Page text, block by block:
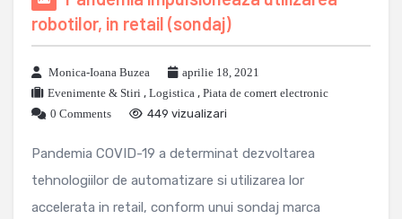
robotilor, in retail (sondaj)
Monica-Ioana Buzea
aprilie 18, 2021
Evenimente & Stiri , Logistica , Piata de comert electronic
0 Comments
449 vizualizari
Pandemia COVID-19 a determinat dezvoltarea
tehnologiilor de automatizare si utilizarea lor
accelerata in retail, conform unui sondaj marca